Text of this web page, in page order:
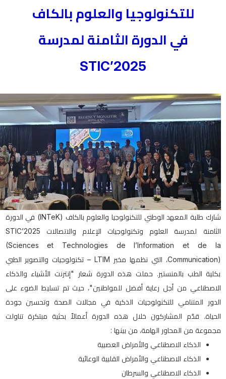
للتكنولوجيا والعلوم بالكاف
في الدورة الثامنة لمدرسة
STIC’2025
شارك طلبة المعهد الوطني للتكنولوجيا والعلوم بالكاف (INTeK) في الدورة
الثامنة لمدرسة العلوم وتكنولوجيات الإعلام والاتصالات STIC’2025
(Sciences et Technologies de l’Information et de la
Communication)، التي نظمها مخبر LTIM – تكنولوجيات والتصوير الطبي
بكلية الطب بالمنستير. حملت هذه الدورة شعار "إنترنت الأشياء والذكاء
الاصطناعي من أجل رعاية أفضل للمواطنين"، حيث تم تسليط الضوء على
الدور المتنامي للتكنولوجيات الذكية في مجالات الصحة وتحسين جودة
الحياة. قدّم المشاركون خلال هذه الدورة أعمالاً بحثية مبتكرة تناولت
مجموعة من المحاور الهامة، من بينها :
الذكاء الاصطناعي والأمراض العصبية
الذكاء الاصطناعي والأمراض القلبية الوعائية
الذكاء الاصطناعي والسرطان